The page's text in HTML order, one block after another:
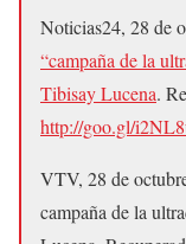
Noticias24, 28 de
“campaña de la
Tibisay Lucena.
http://goo.gl/
VTV, 28 de
campaña de la